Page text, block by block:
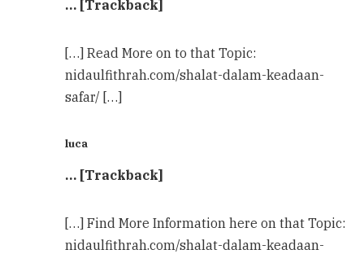
… [Trackback]
[…] Read More on to that Topic:
nidaulfithrah.com/shalat-dalam-keadaan-
safar/ […]
luca
… [Trackback]
[…] Find More Information here on that Topic:
nidaulfithrah.com/shalat-dalam-keadaan-